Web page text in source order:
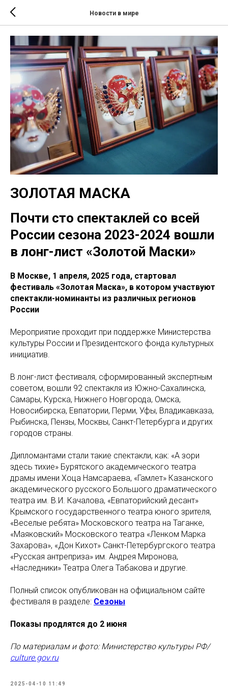
Новости в мире
ЗОЛОТАЯ МАСКА
Почти сто спектаклей со всей
России сезона 2023-2024 вошли
в лонг-лист «Золотой Маски»
В Москве, 1 апреля, 2025 года, стартовал
фестиваль «Золотая Маска», в котором участвуют
спектакли-номинанты из различных регионов
России
Мероприятие проходит при поддержке Министерства
культуры России и Президентского фонда культурных
инициатив.
В лонг-лист фестиваля, сформированный экспертным
советом, вошли 92 спектакля из Южно-Сахалинска,
Самары, Курска, Нижнего Новгорода, Омска,
Новосибирска, Евпатории, Перми, Уфы, Владикавказа,
Рыбинска, Пензы, Москвы, Санкт-Петербурга и других
городов страны.
Дипломантами стали такие спектакли, как: «А зори
здесь тихие» Бурятского академического театра
драмы имени Хоца Намсараева, «Гамлет» Казанского
академического русского Большого драматического
театра им. В.И. Качалова, «Евпаторийский десант»
Крымского государственного театра юного зрителя,
«Веселые ребята» Московского театра на Таганке,
«Маяковский» Московского театра «Ленком Марка
Захарова», «Дон Кихот» Санкт-Петербургского театра
«Русская антреприза» им. Андрея Миронова,
«Наследники» Театра Олега Табакова и другие.
Полный список опубликован на официальном сайте
фестиваля в разделе: Сезоны
Показы продлятся до 2 июня
По материалам и фото: Министерство культуры РФ/
culture.gov.ru
2025-04-10 11:49